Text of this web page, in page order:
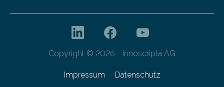
Copyright © 2026 - innoscripta AG
Impressum Datenschutz